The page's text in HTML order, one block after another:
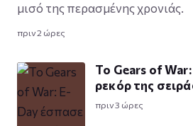
μισό της περασμένης χρονιάς.
πριν 2 ώρες
Το Gears of
ρεκόρ της
πριν 3 ώρες